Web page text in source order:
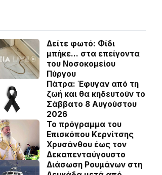
Δείτε φωτό: Φίδι
μπήκε… στα επείγοντα
του Νοσοκομείου
Πύργου
Πάτρα: Έφυγαν από τη
ζωή και θα κηδευτούν το
Σάββατο 8 Αυγούστου
2026
Το πρόγραμμα του
Επισκόπου Κερνίτσης
Χρυσάνθου έως τον
Δεκαπενταύγουστο
Διάσωση Ρουμάνων στη